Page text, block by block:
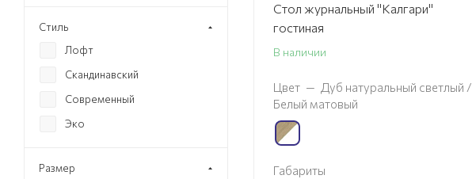
Стол журнальный "Калгари"
гостиная
В наличии
Цвет — Дуб натуральный светлый /
Белый матовый
Габариты
Стиль
Лофт
Скандинавский
Современный
Эко
Размер